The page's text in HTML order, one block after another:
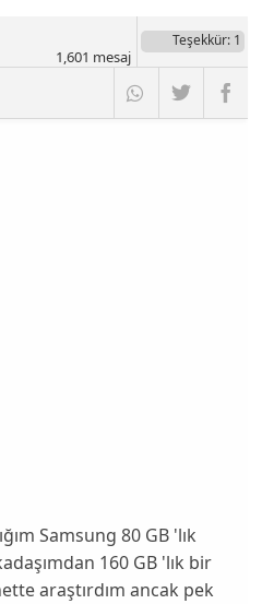
Teşekkür: 1
1,601 mesaj
Samsung 80 GB 'lık
160 GB 'lık bir
araştırdım ancak pek